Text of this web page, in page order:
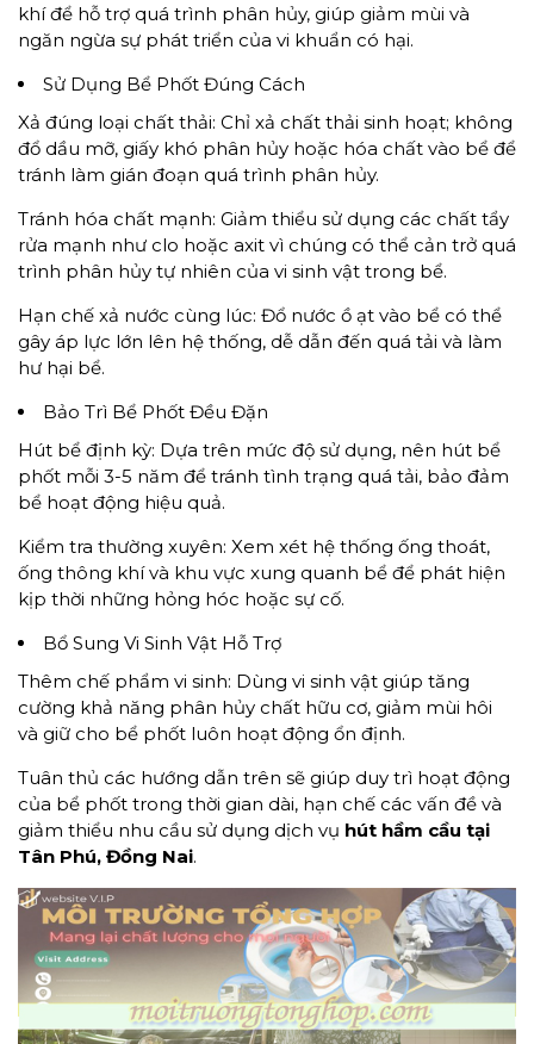
khí để hỗ trợ quá trình phân hủy, giúp giảm mùi và
ngăn ngừa sự phát triển của vi khuẩn có hại.
Sử Dụng Bể Phốt Đúng Cách
Xả đúng loại chất thải: Chỉ xả chất thải sinh hoạt; không
đổ dầu mỡ, giấy khó phân hủy hoặc hóa chất vào bể để
tránh làm gián đoạn quá trình phân hủy.
Tránh hóa chất mạnh: Giảm thiểu sử dụng các chất tẩy
rửa mạnh như clo hoặc axit vì chúng có thể cản trở quá
trình phân hủy tự nhiên của vi sinh vật trong bể.
Hạn chế xả nước cùng lúc: Đổ nước ồ ạt vào bể có thể
gây áp lực lớn lên hệ thống, dễ dẫn đến quá tải và làm
hư hại bể.
Bảo Trì Bể Phốt Đều Đặn
Hút bể định kỳ: Dựa trên mức độ sử dụng, nên hút bể
phốt mỗi 3-5 năm để tránh tình trạng quá tải, bảo đảm
bể hoạt động hiệu quả.
Kiểm tra thường xuyên: Xem xét hệ thống ống thoát,
ống thông khí và khu vực xung quanh bể để phát hiện
kịp thời những hỏng hóc hoặc sự cố.
Bổ Sung Vi Sinh Vật Hỗ Trợ
Thêm chế phẩm vi sinh: Dùng vi sinh vật giúp tăng
cường khả năng phân hủy chất hữu cơ, giảm mùi hôi
và giữ cho bể phốt luôn hoạt động ổn định.
Tuân thủ các hướng dẫn trên sẽ giúp duy trì hoạt động
của bể phốt trong thời gian dài, hạn chế các vấn đề và
giảm thiểu nhu cầu sử dụng dịch vụ hút hầm cầu tại
Tân Phú, Đồng Nai.